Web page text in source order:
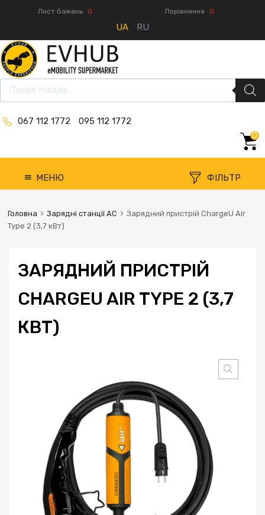
Лист бажань 0 Порівняння 0
UA RU
067 112 1772 095 112 1772
0
МЕНЮ ФІЛЬТР
Головна Зарядні станції AC
Зарядний пристрій ChargeU Air
Type 2 (3,7 кВт)
ЗАРЯДНИЙ ПРИСТРІЙ
CHARGEU AIR TYPE 2 (3,7
КВТ)